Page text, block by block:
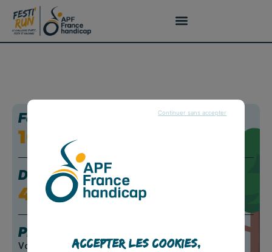
Accepter les cookies,
Continuer sans accepter
Festi’Runners
1064
Dons collectés
46 201€
Prochaines courses :
Voir plus